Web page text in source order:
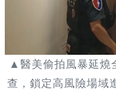
▲醫美偷拍風暴延燒
查，鎖定高風險場域